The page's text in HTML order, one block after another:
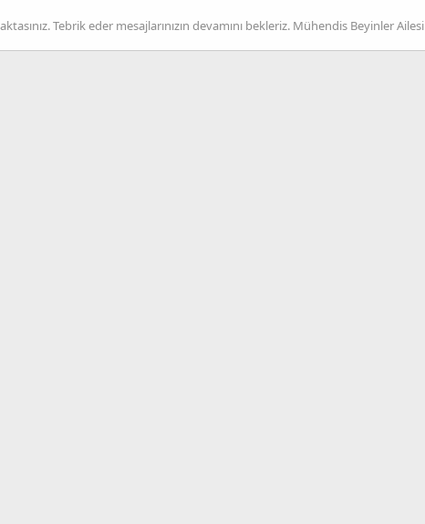
Tebrik eder mesajlarınızın devamını bekleriz. Mühendis Beyinler Ailesi